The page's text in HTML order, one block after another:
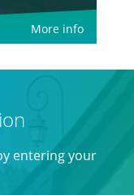
More info
entering your